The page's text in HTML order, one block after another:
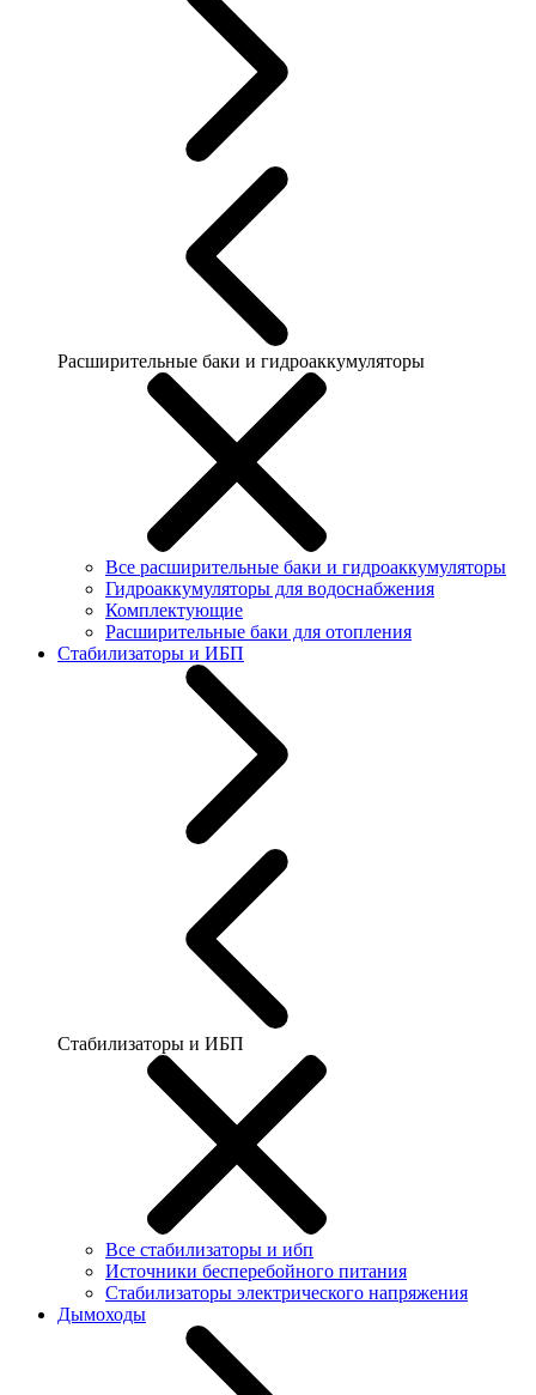
Расширительные баки и гидроаккумуляторы
Все расширительные баки и гидроаккумуляторы
Гидроаккумуляторы для водоснабжения
Комплектующие
Расширительные баки для отопления
Стабилизаторы и ИБП
Стабилизаторы и ИБП
Все стабилизаторы и ибп
Источники бесперебойного питания
Стабилизаторы электрического напряжения
Дымоходы